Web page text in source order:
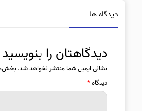
دیدگاه ها
دیدگاهتان را بنویسید
نشانی ایمیل شما منتشر نخواهد شد.
دیدگاه*